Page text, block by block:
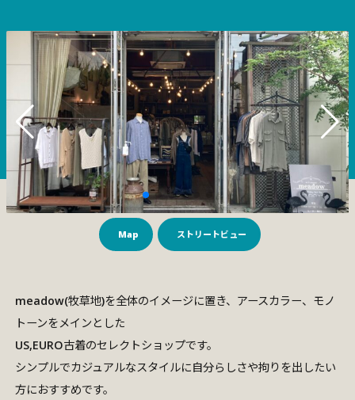
Map ストリートビュー
meadow(牧草地)を全体のイメージに置き、アースカラー、モノ
トーンをメインとした
US,EURO古着のセレクトショップです。
シンプルでカジュアルなスタイルに自分らしさや拘りを出したい
方におすすめです。